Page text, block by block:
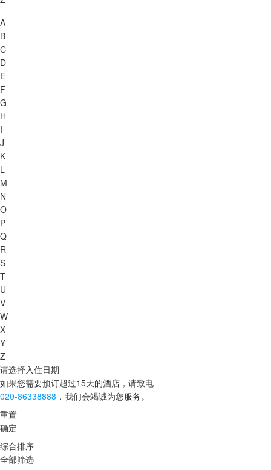
A
B
C
D
E
F
G
H
I
J
K
L
M
N
O
P
Q
R
S
T
U
V
W
X
Y
Z
请选择入住日期
如果您需要预订超过15天的酒店，请致电
020-86338888 ，我们会竭诚为您服务。
重置
确定
综合排序
全部筛选